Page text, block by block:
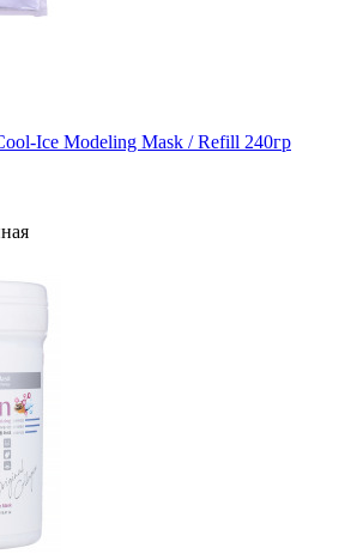
Ice Modeling Mask / Refill 240гр